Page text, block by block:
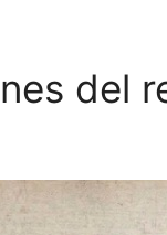
del